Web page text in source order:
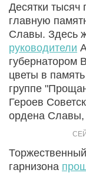
Десятки тысяч
главную
Славы. Здесь
руководители
губернатором
цветы в
группе
Героев
ордена Славы,
гарнизона